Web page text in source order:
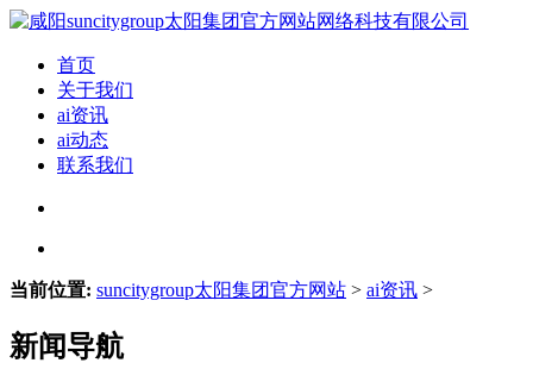
首页
关于我们
ai资讯
ai动态
联系我们
当前位置: suncitygroup太阳集团官方网站 > ai资讯 >
新闻导航